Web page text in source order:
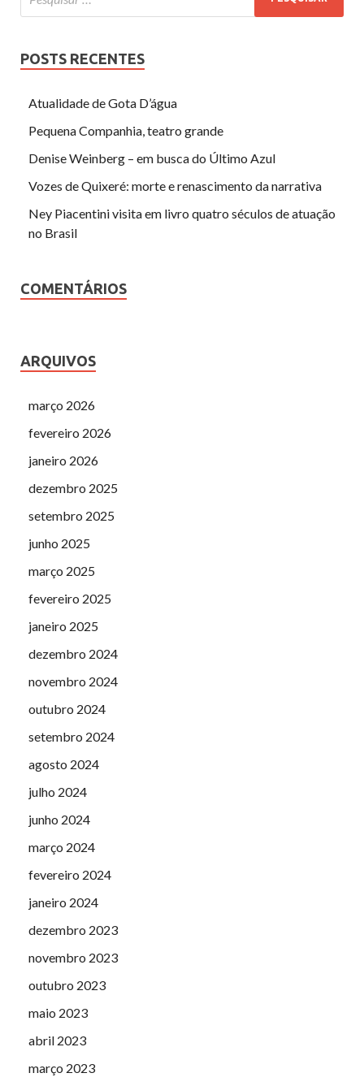
POSTS RECENTES
Atualidade de Gota D’água
Pequena Companhia, teatro grande
Denise Weinberg – em busca do Último Azul
Vozes de Quixeré: morte e renascimento da narrativa
Ney Piacentini visita em livro quatro séculos de atuação
no Brasil
COMENTÁRIOS
ARQUIVOS
março 2026
fevereiro 2026
janeiro 2026
dezembro 2025
setembro 2025
junho 2025
março 2025
fevereiro 2025
janeiro 2025
dezembro 2024
novembro 2024
outubro 2024
setembro 2024
agosto 2024
julho 2024
junho 2024
março 2024
fevereiro 2024
janeiro 2024
dezembro 2023
novembro 2023
outubro 2023
maio 2023
abril 2023
março 2023